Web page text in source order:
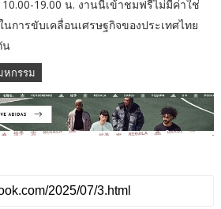
10.00-19.00 น. งานนี้เข้าชมฟรีไม่มีค่าใช่
การขับเคลื่อนเศรษฐกิจของประเทศไทย
น
หกรรม